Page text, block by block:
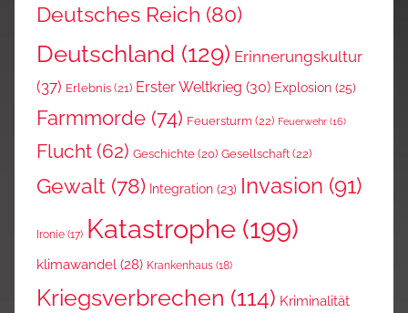
Deutsches Reich (80)
Deutschland (129) Erinnerungskultur
(37) Erlebnis (21) Erster Weltkrieg (30) Explosion (25)
Farmmorde (74) Feuersturm (22) Feuerwehr (16)
Flucht (62) Geschichte (20) Gesellschaft(22)
Gewalt (78) Integration (23) Invasion (91)
Ironie (17) Katastrophe (199)
klimawandel (28) Krankenhaus (18)
Kriegsverbrechen (114) Kriminalität